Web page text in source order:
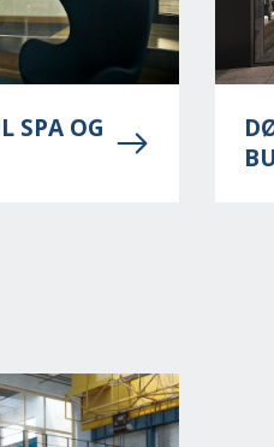
SPA OG